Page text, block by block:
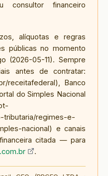
consultor financeiro
alíquotas e regras
públicas no momento
(2026-05-11). Sempre
antes de contratar:
receitafederal), Banco
do Simples Nacional
tributaria/regimes-e-
nacional) e canais
citada — para
.